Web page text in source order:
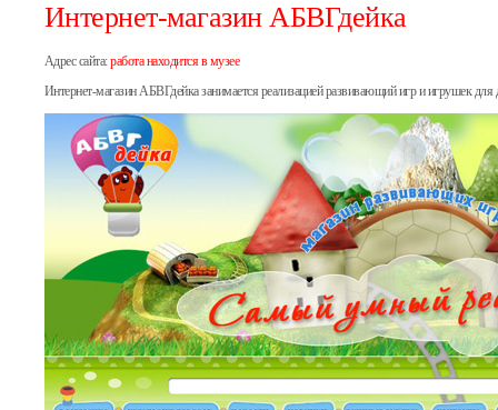
Интернет-магазин АБВГдейка
Адрес сайта:работа находится в музее
Интернет-магазин АБВГдейка занимается реализацией развивающий игр и игрушек для